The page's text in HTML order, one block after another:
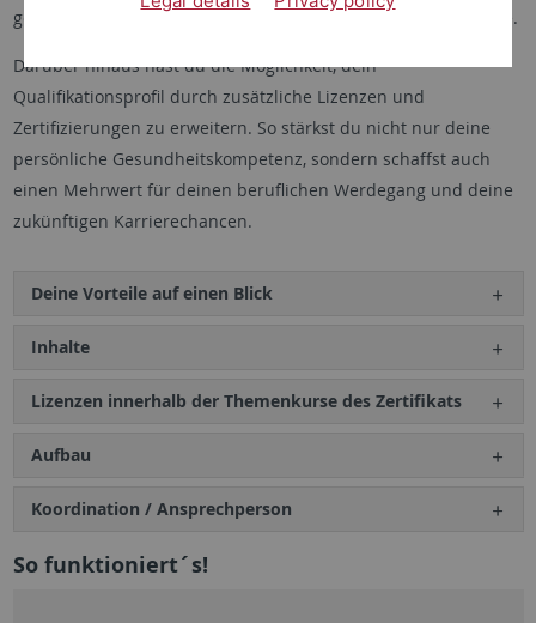
gesundheitsfördernd zu handeln – für dich selbst und andere.
Darüber hinaus hast du die Möglichkeit, dein
Qualifikationsprofil durch zusätzliche Lizenzen und
Zertifizierungen zu erweitern. So stärkst du nicht nur deine
persönliche Gesundheitskompetenz, sondern schaffst auch
einen Mehrwert für deinen beruflichen Werdegang und deine
zukünftigen Karrierechancen.
Deine Vorteile auf einen Blick
Inhalte
Lizenzen innerhalb der Themenkurse des Zertifikats
Aufbau
Koordination / Ansprechperson
So funktioniert´s!